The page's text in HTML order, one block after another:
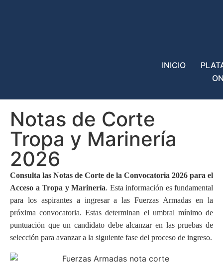
INICIO
Notas de Corte
Tropa y Marinería
2026
Consulta las Notas de Corte de la Convocatoria 2026 para el
Acceso a Tropa y Marinería. Esta información es fundamental
para los aspirantes a ingresar a las Fuerzas Armadas en la
próxima convocatoria. Estas determinan el umbral mínimo de
puntuación que un candidato debe alcanzar en las pruebas de
selección para avanzar a la siguiente fase del proceso de ingreso.